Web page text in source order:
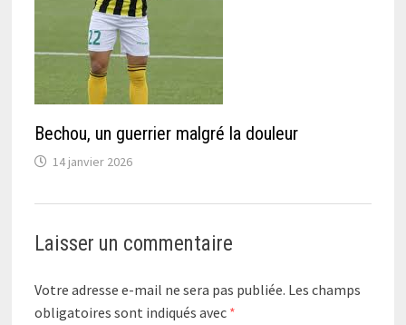
Bechou, un guerrier malgré la douleur
14 janvier 2026
Laisser un commentaire
Votre adresse e-mail ne sera pas publiée. Les champs
obligatoires sont indiqués avec *